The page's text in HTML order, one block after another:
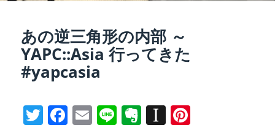
あの逆三角形の内部 ～
YAPC::Asia 行ってきた
#yapcasia
T F E Li E In